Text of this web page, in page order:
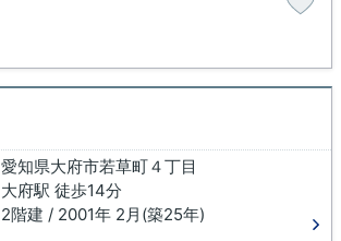
愛知県大府市若草町４丁目
大府駅 徒歩14分
2階建 / 2001年 2月(築25年)